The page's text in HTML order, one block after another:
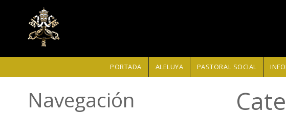
Pasar al contenido principal
PORTADA ALELUYA PASTORAL SOCIAL
Navegación